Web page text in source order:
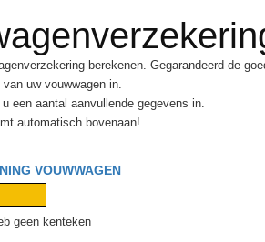
berekenen. Gegarandeerd de
uw vouwwagen in.
een aantal aanvullende gegevens in.
automatisch bovenaan!